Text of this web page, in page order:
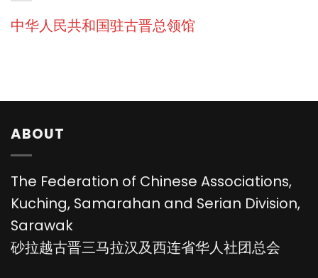
中华人民共和国驻古晋总领馆
ABOUT
The Federation of Chinese Associations,
Kuching, Samarahan and Serian Division,
Sarawak
砂拉越古晋三马拉汉及西连省华人社团总会